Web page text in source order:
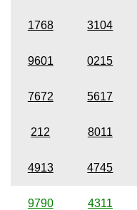
1768 3104
9601 0215
7672 5617
212 8011
4913 4745
9790 4311